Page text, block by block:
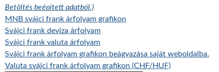
Betöltés beépített adatból.)
MNB svájci frank árfolyam grafikon
Svájci frank deviza árfolyam
Svájci frank valuta árfolyam
Svájci frank árfolyam grafikon beágyazása saját weboldalba.
Valuta svájci frank árfolyam grafikon (CHF/HUF)